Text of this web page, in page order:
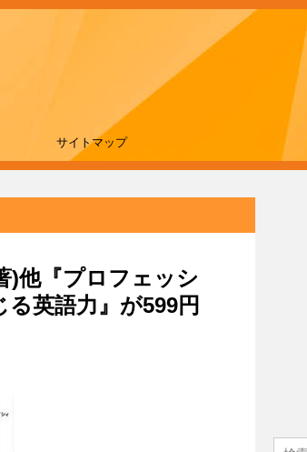
サイトマップ
)他『プロフェッシ
英語力』が599円